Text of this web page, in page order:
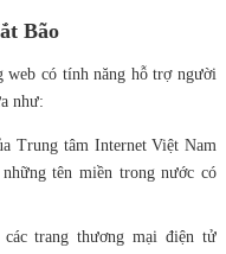
Bão
web có tính năng hỗ trợ người
như:
Trung tâm Internet Việt Nam
tên miền trong nước có
trang thương mại điện tử